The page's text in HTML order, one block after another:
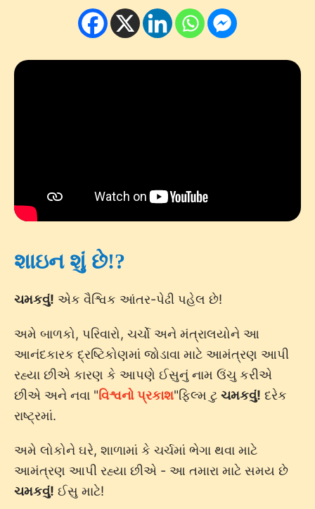
શાઇન શું છે!?
ચમકવું! એક વૈશ્વિક આંતર-પેઢી પહેલ છે!
અમે બાળકો, પરિવારો, ચર્ચો અને મંત્રાલયોને આ
આનંદકારક દ્રષ્ટિકોણમાં જોડાવા માટે આમંત્રણ આપી
રહ્યા છીએ કારણ કે આપણે ઈસુનું નામ ઉંચુ કરીએ
છીએ અને નવા "વિશ્વનો પ્રકાશ"ફિલ્મ ટુ ચમકવું! દરેક
રાષ્ટ્રમાં.
અમે લોકોને ઘરે, શાળામાં કે ચર્ચમાં ભેગા થવા માટે
આમંત્રણ આપી રહ્યા છીએ - આ તમારા માટે સમય છે
ચમકવું! ઈસુ માટે!